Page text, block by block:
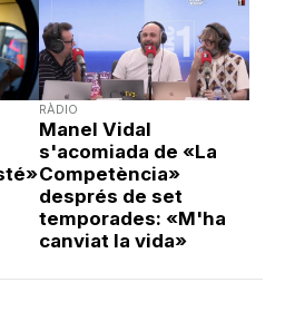
RÀDIO
Manel Vidal
s'acomiada de «La
Competència»
després de set
temporades: «M'ha
canviat la vida»